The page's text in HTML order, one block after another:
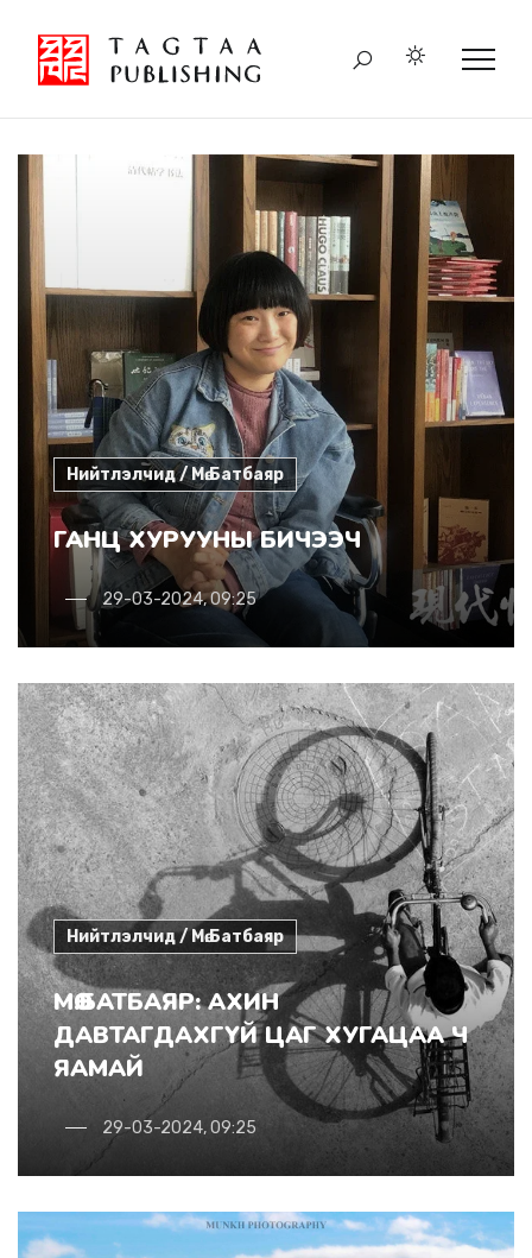
Нийтлэлчид / Мө.Батбаяр
ГАНЦ ХУРУУНЫ БИЧЭЭЧ
29-03-2024, 09:25
Нийтлэлчид / Мө.Батбаяр
МӨ.БАТБАЯР: АХИН
ДАВТАГДАХГҮЙ ЦАГ ХУГАЦАА Ч
ЯАМАЙ
29-03-2024, 09:25